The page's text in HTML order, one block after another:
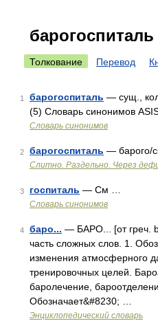
барогоспиталь
Толкование Перевод
1 барогоспиталь — сущ., кол
(5) Словарь синонимов
Словарь синонимов
2 барогоспиталь — барого/
Слитно. Раздельно. Через
3 госпиталь — См …
Словарь синонимов
4 баро... — БАРО... [от греч.
часть сложных слов. 1.
изменения атмосферного
тренировочных целей.
баролечение,
Обозначает&#8230; …
Энциклопедический словарь